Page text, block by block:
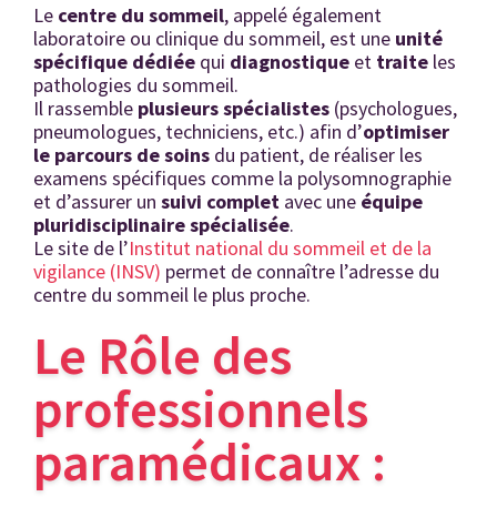
Le centre du sommeil, appelé également
laboratoire ou clinique du sommeil, est une unité
spécifique dédiée qui diagnostique et traite les
pathologies du sommeil.
Il rassemble plusieurs spécialistes (psychologues,
pneumologues, techniciens, etc.) afin d’optimiser
le parcours de soins du patient, de réaliser les
examens spécifiques comme la polysomnographie
et d’assurer un suivi complet avec une équipe
pluridisciplinaire spécialisée.
Le site de l’Institut national du sommeil et de la
vigilance (INSV) permet de connaître l’adresse du
centre du sommeil le plus proche.
Le Rôle des
professionnels
paramédicaux :